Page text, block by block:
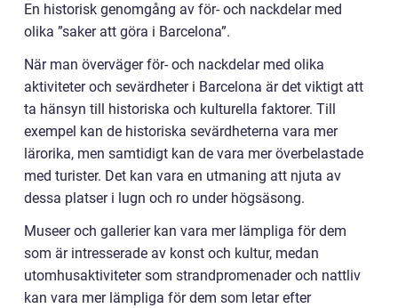
En historisk genomgång av för- och nackdelar med
olika ”saker att göra i Barcelona”.
När man överväger för- och nackdelar med olika
aktiviteter och sevärdheter i Barcelona är det viktigt att
ta hänsyn till historiska och kulturella faktorer. Till
exempel kan de historiska sevärdheterna vara mer
lärorika, men samtidigt kan de vara mer överbelastade
med turister. Det kan vara en utmaning att njuta av
dessa platser i lugn och ro under högsäsong.
Museer och gallerier kan vara mer lämpliga för dem
som är intresserade av konst och kultur, medan
utomhusaktiviteter som strandpromenader och nattliv
kan vara mer lämpliga för dem som letar efter